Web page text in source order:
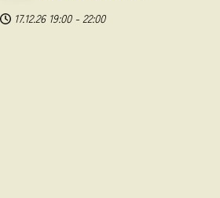
17.12.26 19:00 - 22:00